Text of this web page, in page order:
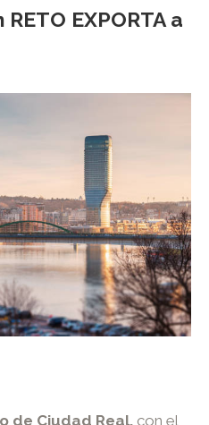
EXPORTA a
de Ciudad Real, con el